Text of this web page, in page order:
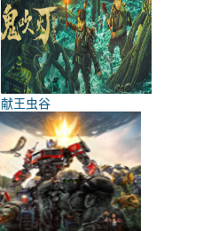
献王虫谷